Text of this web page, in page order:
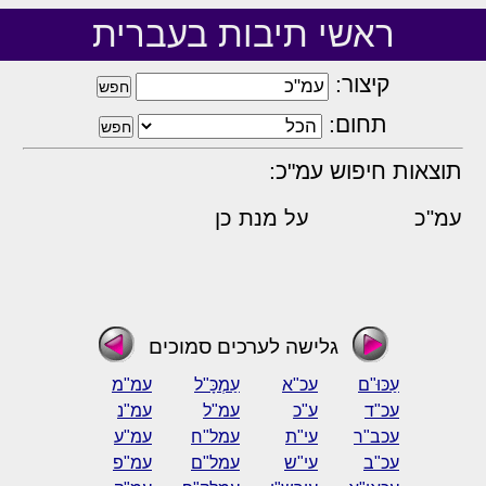
ראשי תיבות בעברית
קיצור:
תחום:
תוצאות חיפוש עמ"כ:
עמ"כ על מנת כן
גלישה לערכים סמוכים
עַכּוּ"ם עכ"א עַמְכָּ"ל
עמ"מ
עכ"ד
ע"כ עמ"ל
עמ"נ
עכב"ר
עי"ת עמל"ח
עמ"ע
עכ"ב
עי"ש עמל"ם
עמ"פ